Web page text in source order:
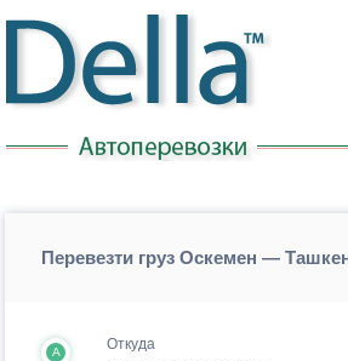
Перевезти груз Оскемен —
A Откуда